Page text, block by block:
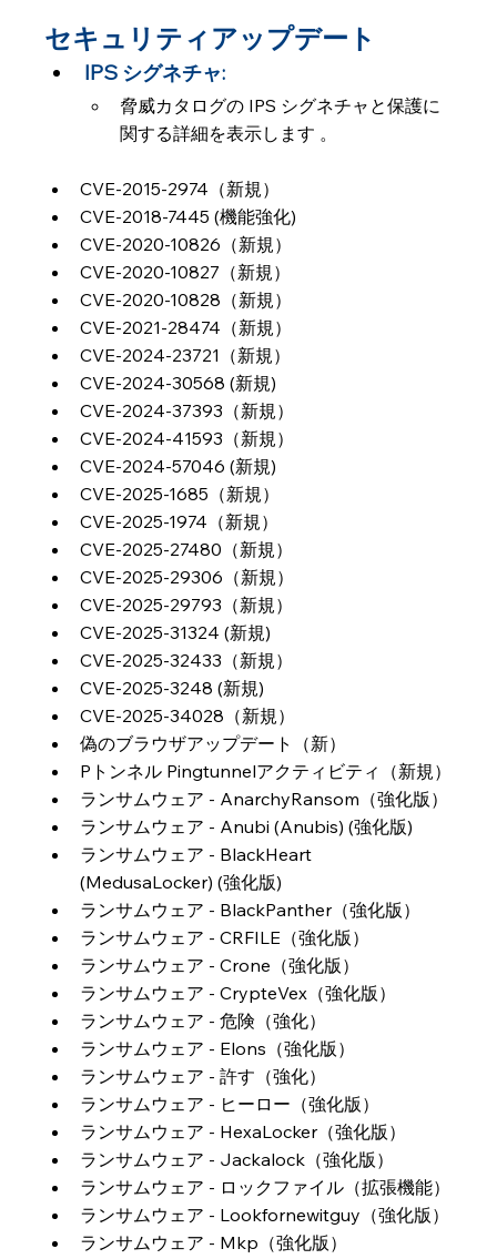
セキュリティアップデート
IPS シグネチャ:
脅威カタログの IPS シグネチャと保護に
関する詳細を表示します 。
CVE-2015-2974（新規）
CVE-2018-7445 (機能強化)
CVE-2020-10826（新規）
CVE-2020-10827（新規）
CVE-2020-10828（新規）
CVE-2021-28474（新規）
CVE-2024-23721（新規）
CVE-2024-30568 (新規)
CVE-2024-37393（新規）
CVE-2024-41593（新規）
CVE-2024-57046 (新規)
CVE-2025-1685（新規）
CVE-2025-1974（新規）
CVE-2025-27480（新規）
CVE-2025-29306（新規）
CVE-2025-29793（新規）
CVE-2025-31324 (新規)
CVE-2025-32433（新規）
CVE-2025-3248 (新規)
CVE-2025-34028（新規）
偽のブラウザアップデート（新）
Pトンネル Pingtunnelアクティビティ（新規）
ランサムウェア - AnarchyRansom（強化版）
ランサムウェア - Anubi (Anubis) (強化版)
ランサムウェア - BlackHeart
(MedusaLocker) (強化版)
ランサムウェア - BlackPanther（強化版）
ランサムウェア - CRFILE（強化版）
ランサムウェア - Crone（強化版）
ランサムウェア - CrypteVex（強化版）
ランサムウェア - 危険（強化）
ランサムウェア - Elons（強化版）
ランサムウェア - 許す（強化）
ランサムウェア - ヒーロー（強化版）
ランサムウェア - HexaLocker（強化版）
ランサムウェア - Jackalock（強化版）
ランサムウェア - ロックファイル（拡張機能）
ランサムウェア - Lookfornewitguy（強化版）
ランサムウェア - Mkp（強化版）